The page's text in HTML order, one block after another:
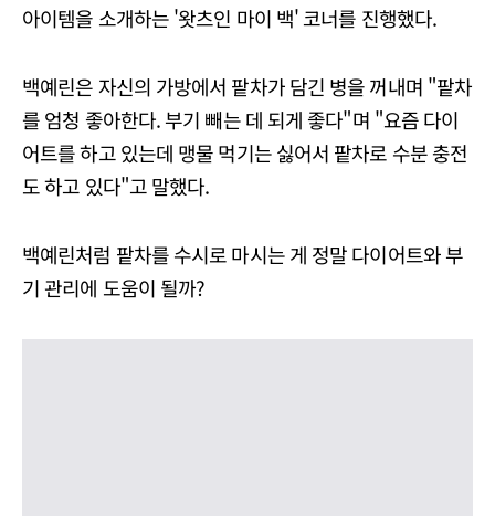
아이템을 소개하는 '왓츠인 마이 백' 코너를 진행했다.
백예린은 자신의 가방에서 팥차가 담긴 병을 꺼내며 "팥차
를 엄청 좋아한다. 부기 빼는 데 되게 좋다"며 "요즘 다이
어트를 하고 있는데 맹물 먹기는 싫어서 팥차로 수분 충전
도 하고 있다"고 말했다.
백예린처럼 팥차를 수시로 마시는 게 정말 다이어트와 부
기 관리에 도움이 될까?